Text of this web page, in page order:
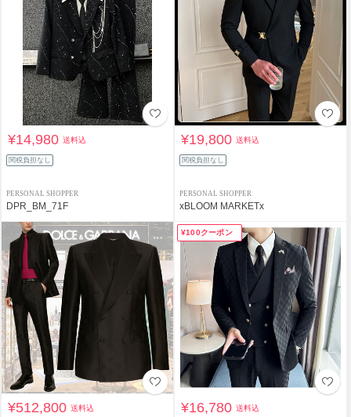
¥14,980送料込
関税負担なし
PERSONAL SHOPPER
DPR_BM_71F
¥19,800送料込
関税負担なし
PERSONAL SHOPPER
xBLOOM MARKETx
¥512,800送料込
¥100クーポン
¥16,780送料込